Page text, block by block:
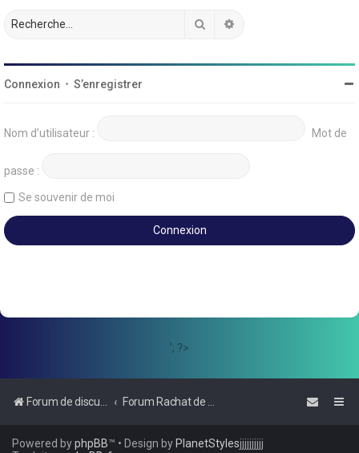
Rechercher
Connexion • S’enregistrer
Nom d’utilisateur : Mot de
passe :
Se souvenir de moi
'; ?>
Forum de discussions sur le Regroupement de Crédits et le Rachat de Crédits
Powered byphpBB™ • Design byPlanetStylesjjjjjjjjjj